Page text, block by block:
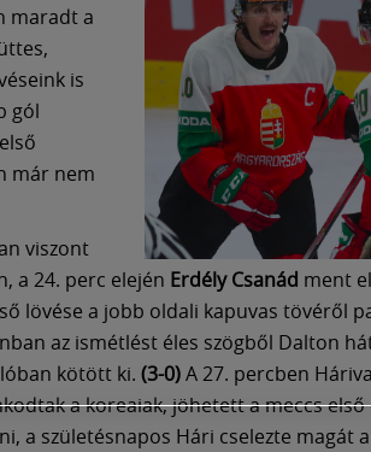
maradt a
is
gól
már nem
viszont
a 24. perc elején Erdély Csanád ment
lövése a jobb oldali kapuvas tövéről
az ismétlést éles szögből Dalton
kötött ki. (3-0)A 27. percben
a koreaiak, jöhetett a meccs
a születésnapos Hári cselezte magát